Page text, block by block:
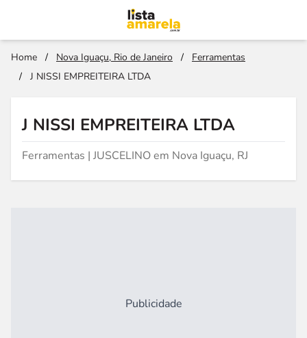
Home / Nova Iguaçu, Rio de Janeiro /
Ferramentas
/
J NISSI EMPREITEIRA LTDA
J NISSI EMPREITEIRA LTDA
Ferramentas | JUSCELINO em Nova Iguaçu, RJ
Publicidade